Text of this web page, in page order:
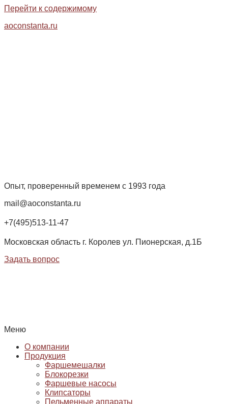
Перейти к содержимому
aoconstanta.ru
Опыт, проверенный временем с 1993 года
mail@aoconstanta.ru
+7(495)513-11-47
Московская область г. Королев ул. Пионерская, д.1Б
Задать вопрос
Меню
О компании
Продукция
Фаршемешалки
Блокорезки
Фаршевые насосы
Клипсаторы
Пельменные аппараты